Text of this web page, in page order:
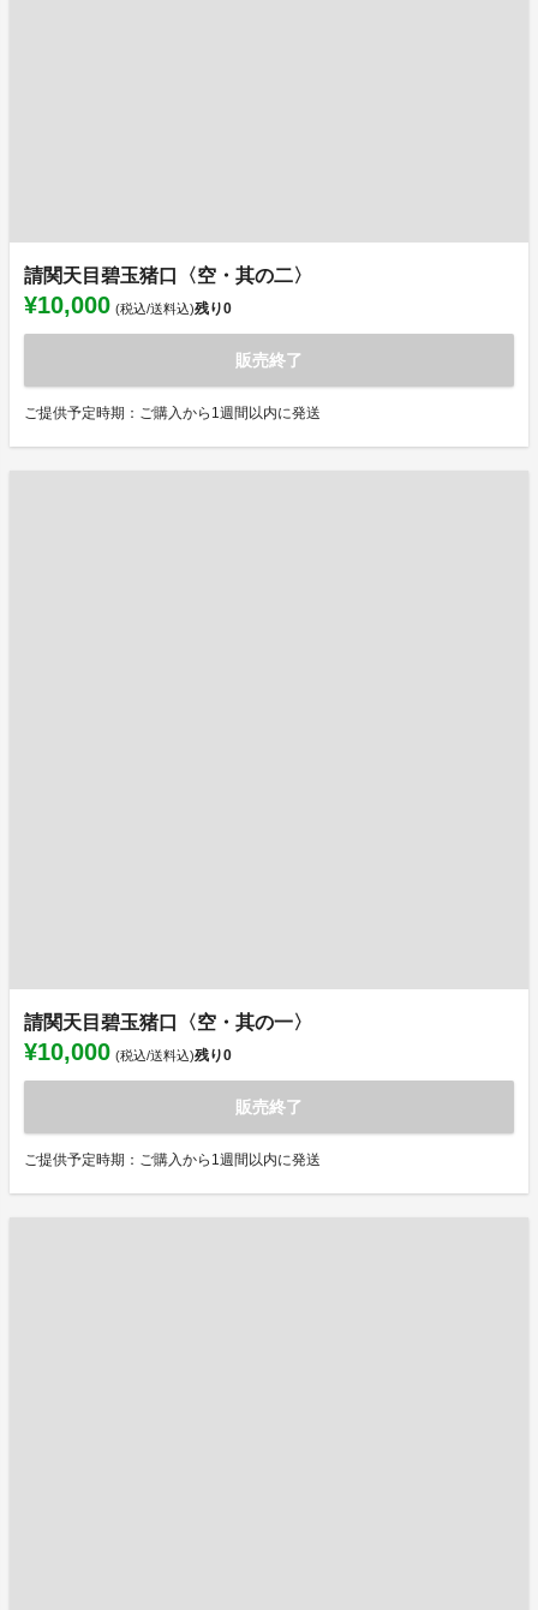
請関天目碧玉猪口〈空・其の二〉
¥10,000 (税込/送料込)残り0
販売終了
ご提供予定時期：ご購入から1週間以内に発送
請関天目碧玉猪口〈空・其の一〉
¥10,000 (税込/送料込)残り0
販売終了
ご提供予定時期：ご購入から1週間以内に発送